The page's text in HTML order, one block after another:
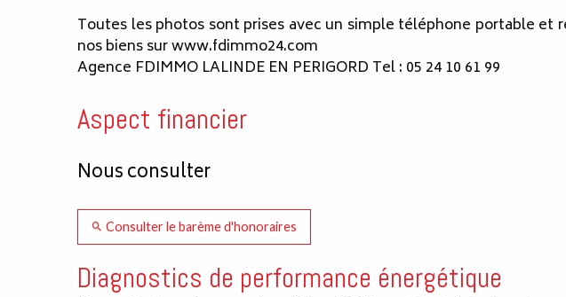
Toutes les photos sont prises avec un simple téléphone portable et
nos biens sur www.fdimmo24.com
Agence FDIMMO LALINDE EN PERIGORD Tel : 05 24 10 61 99
Aspect financier
Nous consulter
Consulter le barème d'honoraires
Diagnostics de performance énergétique